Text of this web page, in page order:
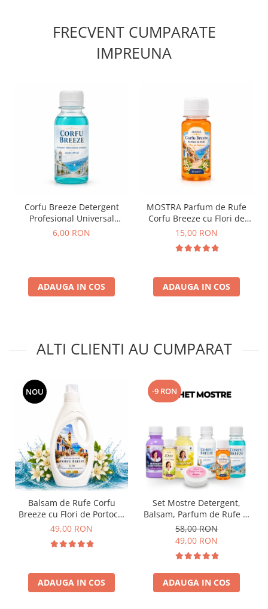
FRECVENT CUMPARATE
IMPREUNA
Corfu Breeze Detergent
Profesional Universal
Mostră 100 ml
6,00 RON
ADAUGA IN COS
MOSTRA Parfum de Rufe
Corfu Breeze cu Flori de
Portocal by Delia 50 ml
15,00 RON
ADAUGA IN COS
ALTI CLIENTI AU CUMPARAT
NOU
Balsam de Rufe Corfu
Breeze cu Flori de Portocal
by Delia 2L
49,00 RON
ADAUGA IN COS
-9 RON
Set Mostre Detergent,
Balsam, Parfum de Rufe și
Sare Înălbire Delia
58,00 RON
49,00 RON
ADAUGA IN COS